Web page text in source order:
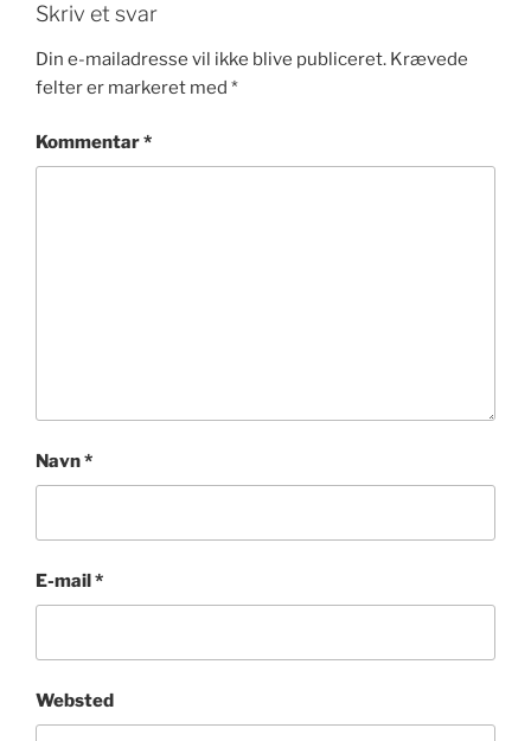
Skriv et svar
Din e-mailadresse vil ikke blive publiceret. Krævede
felter er markeret med *
Kommentar*
Navn*
E-mail*
Websted